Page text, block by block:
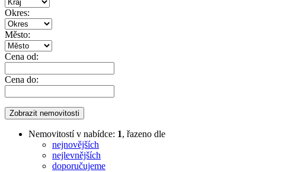
Okres:
Město:
Cena od:
Cena do:
Nemovitostí v nabídce: 1, řazeno dle
nejnovějších
nejlevnějších
doporučujeme